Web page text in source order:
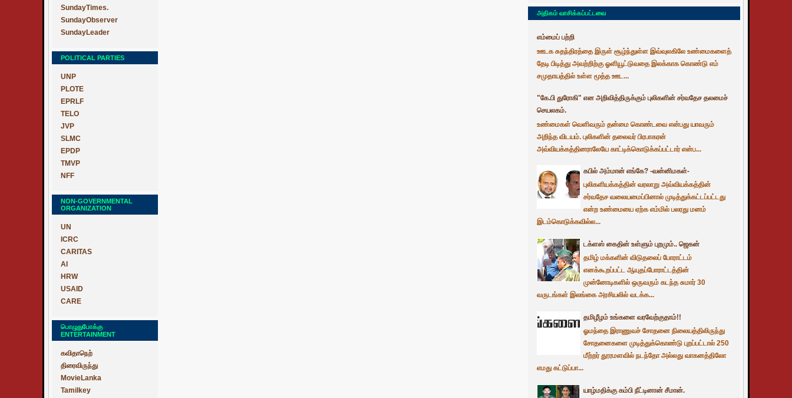
SundayTimes.
SundayObserver
SundayLeader
POLITICAL PARTIES
UNP
PLOTE
EPRLF
TELO
JVP
SLMC
EPDP
TMVP
NFF
NON-GOVERNMENTAL
ORGANIZATION
UN
ICRC
CARITAS
AI
HRW
USAID
CARE
பொழுதுபோக்கு
ENTERTAINMENT
கவிதாநெற்
திரைவிருந்து
MovieLanka
Tamilkey
அதிகம் வாசிக்கப்பட்டவை
எம்மைப் பற்றி
ஊடக சுதந்திரத்தை இருள் சூழ்ந்துள்ள இவ்வுலகிலே உண்மைகளைத்
தேடி பிடித்து அவற்றிற்கு ஓளியூட்டுவதை இலக்காக கொண்டு எம்
சமுதாயத்தில் உள்ள மூத்த ஊட...
"கே.பி துரோகி" என அறிவித்திருக்கும் புலிகளின் சர்வதேச தலமைச்
செயலகம்.
உண்மைகள் வெளிவரும் தன்மை கொண்டவை என்பது யாவரும்
அறிந்த விடயம். புலிகளின் தலைவர் பிரபாகரன்
அவ்வியக்கத்தினராலேயே காட்டிக்கொடுக்கப்பட்டார் என்ப...
கபில் அம்மான் எங்கே? -வன்னிமகள்-
புலிகளியக்கத்தின் வரலாறு அவ்வியக்கத்தின்
சர்வதேச வலையமைப்பினால் முடித்துக்கட்டப்பட்டது
என்ற உண்மையை ஏற்க எம்மில் பலரது மனம்
இடம்கொடுக்கவில்ல...
டக்ளஸ் கைதின் உள்ளும் புறமும்.. ஜெகன்
தமிழ் மக்களின் விடுதலைப் போராட்டம்
எனக்கூறப்பட்ட ஆயுதப்போராட்டத்தின்
முன்னோடிகளில் ஒருவரும் கடந்த சுமார் 30
வருடங்கள் இலங்கை அரசியலில் வடக்க...
தமிழீழம் உங்களை வரவேற்குதாம்!!
ஓமந்தை இராணுவச் சோதனை நிலையத்திலிருந்து
சோதனைகளை முடித்துக்கொண்டு புறப்பட்டால் 250
மீற்றர் தூரமளவில் நடந்தோ அல்லது வாகனத்திலோ
எமது கட்டுப்பா...
யாழ்மதிக்கு கம்பி நீட்டினான் சீமான்.